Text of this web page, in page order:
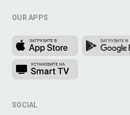
OUR APPS
SOCIAL